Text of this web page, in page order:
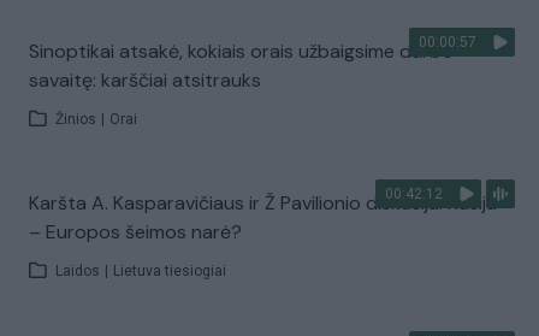
00:00:57
Sinoptikai atsakė, kokiais orais užbaigsime darbo
savaitę: karščiai atsitrauks
Žinios Orai
00:42:12
Karšta A. Kasparavičiaus ir Ž Pavilionio diskusija: Rusija
– Europos šeimos narė?
Laidos Lietuva tiesiogiai